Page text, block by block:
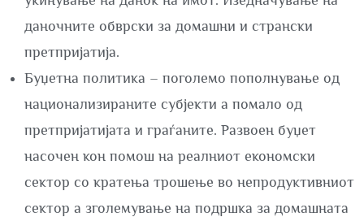
даночните обврски за домашни и странски
прeтпријатија.
Буџетна политика – поголемо пополнување од
национализираните субјекти а помало од
претпријатијата и граѓаните. Развоен буџет
насочен кон помош на реалниот економски
сектор со кратења трошење во непродуктивниот
сектор а зголемување на подршка за домашната